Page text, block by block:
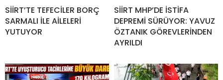
SİİRT’TE TEFECİLER BORÇ
SARMALI İLE AİLELERİ
YUTUYOR
SİİRT MHP’DE İSTİFA
DEPREMİ SÜRÜYOR: YAVUZ
ÖZTANIK GÖREVLERİNDEN
AYRILDI